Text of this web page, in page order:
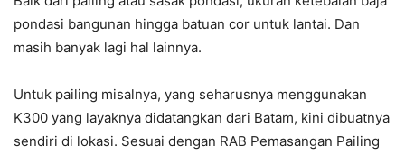
pondasi bangunan hingga batuan cor untuk lantai. Dan
masih banyak lagi hal lainnya.
Untuk pailing misalnya, yang seharusnya menggunakan
K300 yang layaknya didatangkan dari Batam, kini dibuatnya
sendiri di lokasi. Sesuai dengan RAB Pemasangan Pailing